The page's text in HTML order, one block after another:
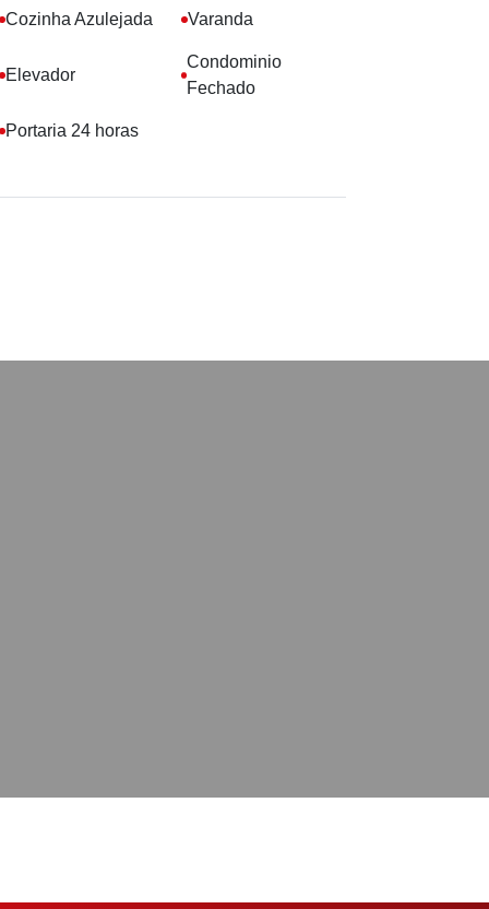
Cozinha Azulejada Varanda
Elevador
Condominio
Fechado
Portaria 24 horas